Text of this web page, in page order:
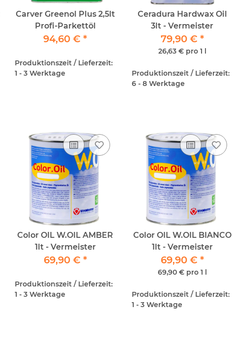
Carver Greenol Plus 2,5lt
Profi-Parkettöl
94,60 €*
Produktionszeit / Lieferzeit:
1 - 3 Werktage
Ceradura Hardwax Oil
3lt - Vermeister
79,90 € *
26,63 € pro 1 l
Produktionszeit / Lieferzeit:
6 - 8 Werktage
Color OIL W.OIL AMBER
1lt - Vermeister
69,90 € *
Produktionszeit / Lieferzeit:
1 - 3 Werktage
Color OIL W.OIL BIANCO
1lt - Vermeister
69,90 € *
69,90 € pro 1 l
Produktionszeit / Lieferzeit:
1 - 3 Werktage